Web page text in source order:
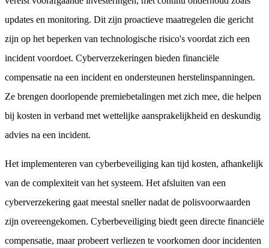
updates en monitoring. Dit zijn proactieve maatregelen die gericht
zijn op het beperken van technologische risico's voordat zich een
incident voordoet. Cyberverzekeringen bieden financiële
compensatie na een incident en ondersteunen herstelinspanningen.
Ze brengen doorlopende premiebetalingen met zich mee, die helpen
bij kosten in verband met wettelijke aansprakelijkheid en deskundig
advies na een incident.
Het implementeren van cyberbeveiliging kan tijd kosten, afhankelijk
van de complexiteit van het systeem. Het afsluiten van een
cyberverzekering gaat meestal sneller nadat de polisvoorwaarden
zijn overeengekomen. Cyberbeveiliging biedt geen directe financiële
compensatie, maar probeert verliezen te voorkomen door incidenten